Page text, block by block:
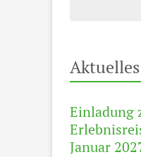
Einladung
Januar